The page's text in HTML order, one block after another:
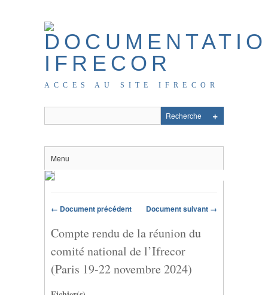
ACCES AU SITE IFRECOR
Menu
← Document précédent Document suivant →
Compte rendu de la réunion du
comité national de l’Ifrecor
(Paris 19-22 novembre 2024)